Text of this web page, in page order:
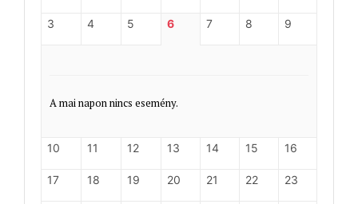
3 4 5 6 7 8 9
A mai napon nincs esemény.
10 11 12 13 14 15 16
17 18 19 20 21 22 23